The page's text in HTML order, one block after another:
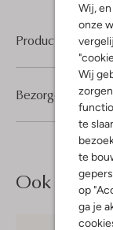
Wij,
onze
Wij
te
te
op
ga je
Product informatie
Bezorgen &
Ook iets